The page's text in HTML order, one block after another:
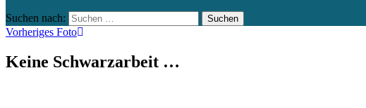
Suchen nach:
Vorheriges Foto
Keine Schwarzarbeit …